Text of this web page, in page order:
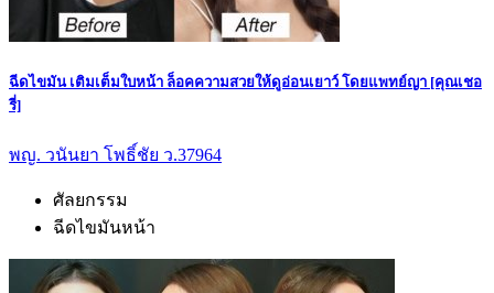
ฉีดไขมัน เติมเต็มใบหน้า ล็อคความสวยให้ดูอ่อนเยาว์ โดยแพทย์ญา [คุณเชอ
รี่]
พญ. วนันยา โพธิ์ชัย ว.37964
ศัลยกรรม
ฉีดไขมันหน้า